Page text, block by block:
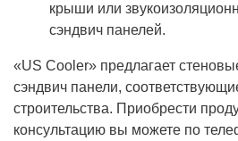
крыши или
сэндвич панелей.
«US Cooler» предлагает
сэндвич панели,
строительства. Приобрести
консультацию вы можете по